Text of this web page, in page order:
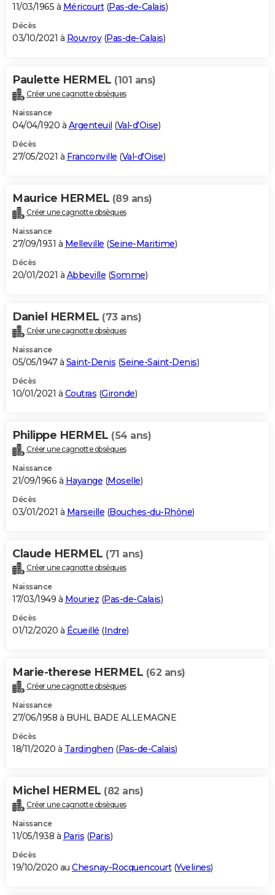
11/03/1965 à Méricourt(Pas-de-Calais)
Décès
03/10/2021 à Rouvroy(Pas-de-Calais)
Paulette HERMEL (101 ans)
Créer une cagnotte obsèques
Naissance
04/04/1920 à Argenteuil (Val-d'Oise)
Décès
27/05/2021 à Franconville (Val-d'Oise)
Maurice HERMEL (89 ans)
Créer une cagnotte obsèques
Naissance
27/09/1931 à Melleville (Seine-Maritime)
Décès
20/01/2021 à Abbeville (Somme)
Daniel HERMEL (73 ans)
Créer une cagnotte obsèques
Naissance
05/05/1947 à Saint-Denis (Seine-Saint-Denis)
Décès
10/01/2021 à Coutras (Gironde)
Philippe HERMEL (54 ans)
Créer une cagnotte obsèques
Naissance
21/09/1966 à Hayange (Moselle)
Décès
03/01/2021 à Marseille (Bouches-du-Rhône)
Claude HERMEL (71 ans)
Créer une cagnotte obsèques
Naissance
17/03/1949 à Mouriez (Pas-de-Calais)
Décès
01/12/2020 à Écueillé (Indre)
Marie-therese HERMEL (62 ans)
Créer une cagnotte obsèques
Naissance
27/06/1958 à BUHL BADE ALLEMAGNE
Décès
18/11/2020 à Tardinghen (Pas-de-Calais)
Michel HERMEL (82 ans)
Créer une cagnotte obsèques
Naissance
11/05/1938 à Paris (Paris)
Décès
19/10/2020 au Chesnay-Rocquencourt(Yvelines)